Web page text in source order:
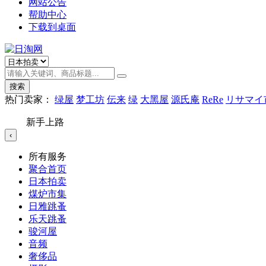
网站公告
帮助中心
下载到桌面
搜索
热门卖家： 绿屋 梦工坊 伝来 绿 大黑屋 源氏庵 ReRe リサマ
新手上路
‹
所有服务
聚合首页
日本拍卖
煤炉市集
日雅跳蚤
乐天跳蚤
骏河屋
音频
奢侈品